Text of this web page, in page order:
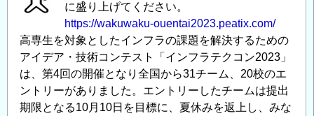
に盛り上げてください。
https://wakuwaku-ouentai2023.peatix.com/
高専生を対象としたインフラの課題を解決するための
アイデア・技術コンテスト「インフラテクコン2023」
は、第4回の開催となり全国から31チーム、20校のエ
ントリーがありました。エントリーしたチームは提出
期限となる10月10日を目標に、夏休みを返上し、みな